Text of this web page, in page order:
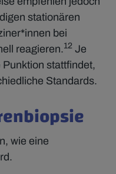
stationären
bei
reagieren.12 Je
stattfindet,
Standards.
wie eine